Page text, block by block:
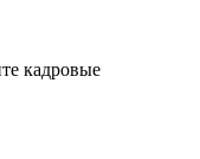
кадровые